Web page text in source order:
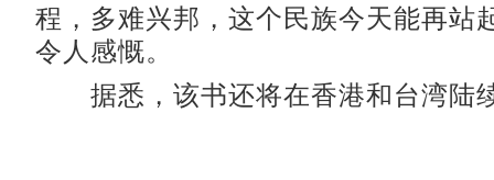
程，多难兴邦，这个民族今天能再站
令人感慨。
据悉，该书还将在香港和台湾陆